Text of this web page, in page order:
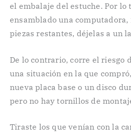
el embalaje del estuche. Por lo
ensamblado una computadora,
piezas restantes, déjelas a un
De lo contrario, corre el riesgo
una situación en la que
nueva placa base o un disco
pero no hay tornillos de
Tiraste los que venían con la